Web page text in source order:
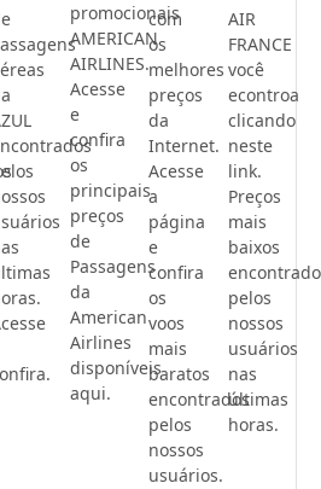
promocionais
AMERICAN
AIRLINES.
Acesse
e
confira
os
principais
preços
de
Passagens
da
American
Airlines
disponíveis
aqui.
com
os
melhores
preços
da
Internet.
Acesse
a
página
e
confira
os
voos
mais
baratos
encontrados
pelos
nossos
usuários.
AIR
FRANCE
você
econtroa
clicando
neste
link.
Preços
mais
baixos
pelos
nossos
usuários
nas
últimas
horas.